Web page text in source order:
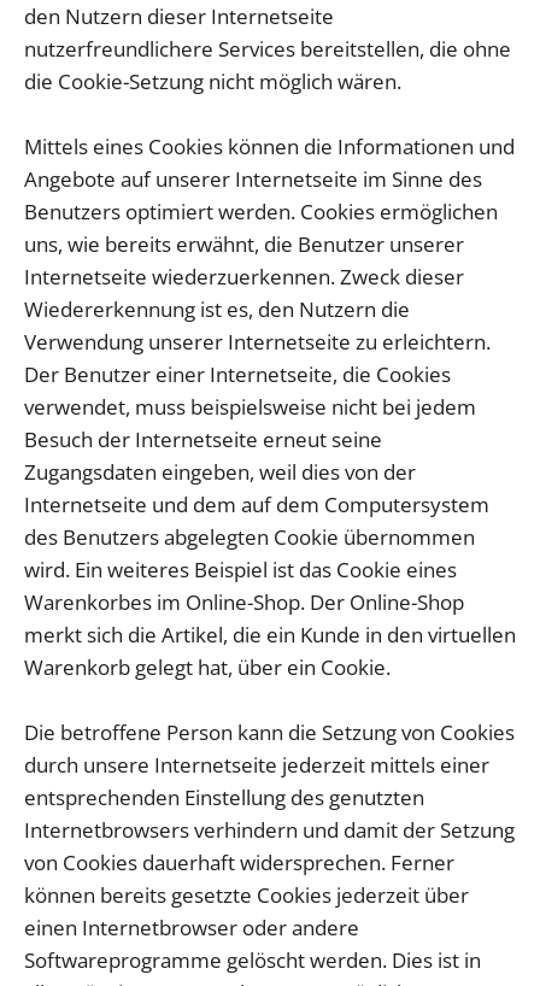
den Nutzern dieser Internetseite
nutzerfreundlichere Services bereitstellen, die ohne
die Cookie-Setzung nicht möglich wären.
Mittels eines Cookies können die Informationen und
Angebote auf unserer Internetseite im Sinne des
Benutzers optimiert werden. Cookies ermöglichen
uns, wie bereits erwähnt, die Benutzer unserer
Internetseite wiederzuerkennen. Zweck dieser
Wiedererkennung ist es, den Nutzern die
Verwendung unserer Internetseite zu erleichtern.
Der Benutzer einer Internetseite, die Cookies
verwendet, muss beispielsweise nicht bei jedem
Besuch der Internetseite erneut seine
Zugangsdaten eingeben, weil dies von der
Internetseite und dem auf dem Computersystem
des Benutzers abgelegten Cookie übernommen
wird. Ein weiteres Beispiel ist das Cookie eines
Warenkorbes im Online-Shop. Der Online-Shop
merkt sich die Artikel, die ein Kunde in den virtuellen
Warenkorb gelegt hat, über ein Cookie.
Die betroffene Person kann die Setzung von Cookies
durch unsere Internetseite jederzeit mittels einer
entsprechenden Einstellung des genutzten
Internetbrowsers verhindern und damit der Setzung
von Cookies dauerhaft widersprechen. Ferner
können bereits gesetzte Cookies jederzeit über
einen Internetbrowser oder andere
Softwareprogramme gelöscht werden. Dies ist in